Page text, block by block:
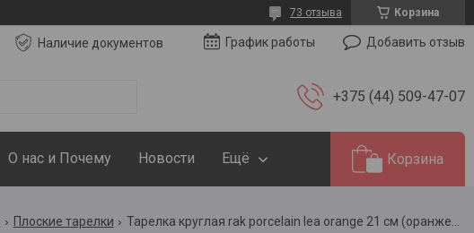
Корзина
73 отзыва
Наличие документов График работы Добавить отзыв
+375 (44) 509-47-07
О нас и Почему Новости Ещё Корзина
Плоские тарелки Тарелка круглая rak porcelain lea orange 21 см (оранжевый цвет)